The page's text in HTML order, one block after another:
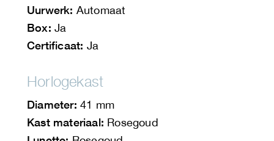
Uurwerk: Automaat
Box: Ja
Certificaat: Ja
Horlogekast
Diameter: 41 mm
Kast materiaal: Rosegoud